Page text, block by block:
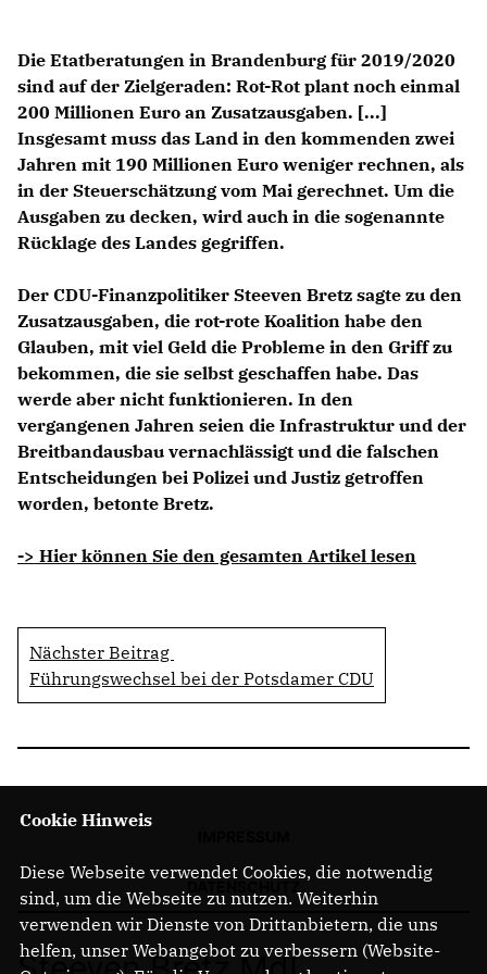
Die Etatberatungen in Brandenburg für 2019/2020
sind auf der Zielgeraden: Rot-Rot plant noch einmal
200 Millionen Euro an Zusatzausgaben. [...]
Insgesamt muss das Land in den kommenden zwei
Jahren mit 190 Millionen Euro weniger rechnen, als
in der Steuerschätzung vom Mai gerechnet. Um die
Ausgaben zu decken, wird auch in die sogenannte
Rücklage des Landes gegriffen.
Der CDU-Finanzpolitiker Steeven Bretz sagte zu den
Zusatzausgaben, die rot-rote Koalition habe den
Glauben, mit viel Geld die Probleme in den Griff zu
bekommen, die sie selbst geschaffen habe. Das
werde aber nicht funktionieren. In den
vergangenen Jahren seien die Infrastruktur und der
Breitbandausbau vernachlässigt und die falschen
Entscheidungen bei Polizei und Justiz getroffen
worden, betonte Bretz.
-> Hier können Sie den gesamten Artikel lesen
Nächster Beitrag
Führungswechsel bei der Potsdamer CDU
Cookie Hinweis
Diese Webseite verwendet Cookies, die notwendig
sind, um die Webseite zu nutzen. Weiterhin
verwenden wir Dienste von Drittanbietern, die uns
helfen, unser Webangebot zu verbessern (Website-